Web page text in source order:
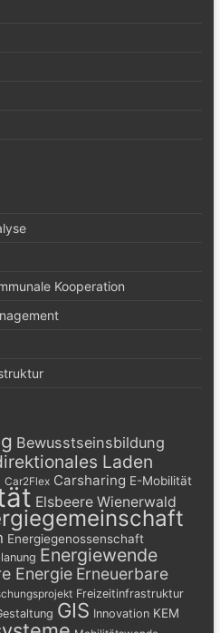
Kooperation
Bewusstseinsbildung
Laden
Car2Flex Carsharing E-Mobilität
Elsbeere Wienerwald
Energiegenossenschaft
Energiewende
Energie Erneuerbare
Freizeitinfrastruktur
GIS Innovation KEM